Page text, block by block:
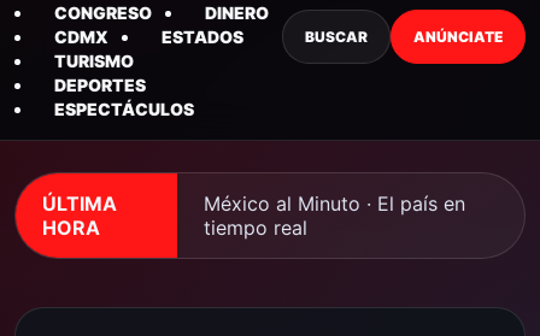
CONGRESO
DINERO
CDMX
ESTADOS
TURISMO
DEPORTES
ESPECTÁCULOS
BUSCAR ANÚNCIATE
ÚLTIMA
HORA
México al Minuto · El país en
tiempo real